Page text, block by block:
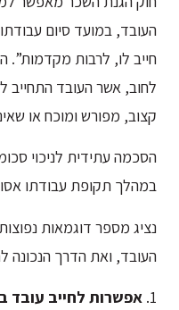
העובד, במועד סיום
חייב לו, לרבות מקדמות”.
לחוב, אשר העובד
קצוב, מפורש ומוכח או
הסכמה עתידית לניכוי
במהלך תקופת עבודתו
נציג מספר דוגמאות
העובד, ואת הדרך הנכונה
1. אפשרות לחייב עובד